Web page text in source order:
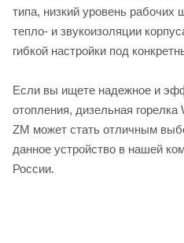
типа, низкий уровень рабочих
тепло- и звукоизоляции
гибкой настройки под
Если вы ищете надежное и
отопления, дизельная
ZM может стать отличным
данное устройство в нашей
России.